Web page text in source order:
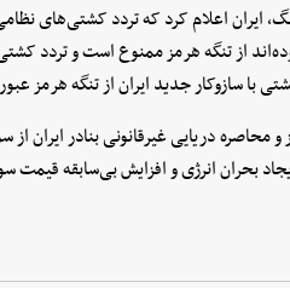
ایران اعلام کرد که تردد کشتی‌های
از تنگه هرمز ممنوع است و تردد
با سازوکار جدید ایران از تنگه هرمز
محاصره دریایی غیرقانونی بنادر ایران
بحران انرژی و افزایش بی‌سابقه قیمت